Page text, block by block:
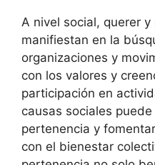
A nivel social, querer
manifiestan en la
organizaciones y
con los valores y
participación en
causas sociales
pertenencia y
con el bienestar